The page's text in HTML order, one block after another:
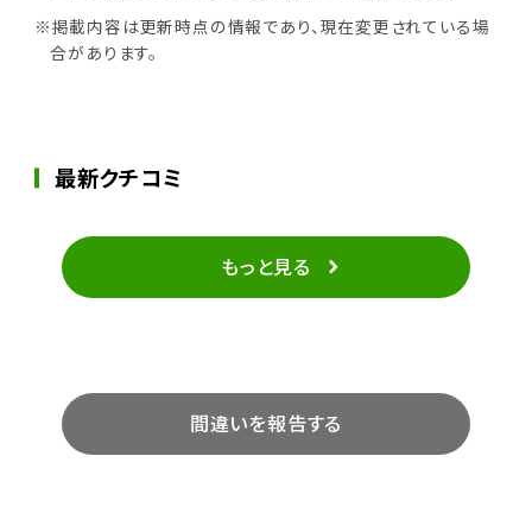
※掲載内容は更新時点の情報であり、現在変更されている場
合があります。
最新クチコミ
もっと見る
間違いを報告する